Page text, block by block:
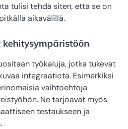
tulisi tehdä siten, että se on
aikavälillä.
työkaluja, jotka tukevat
integraatiota. Esimerkiksi
vaihtoehtoja
Ne tarjoavat myös
testaukseen ja